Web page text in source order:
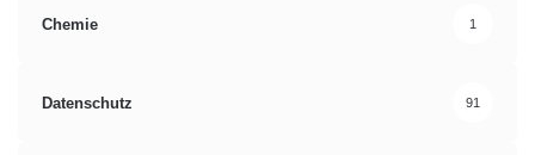
Chemie 1
Datenschutz 91